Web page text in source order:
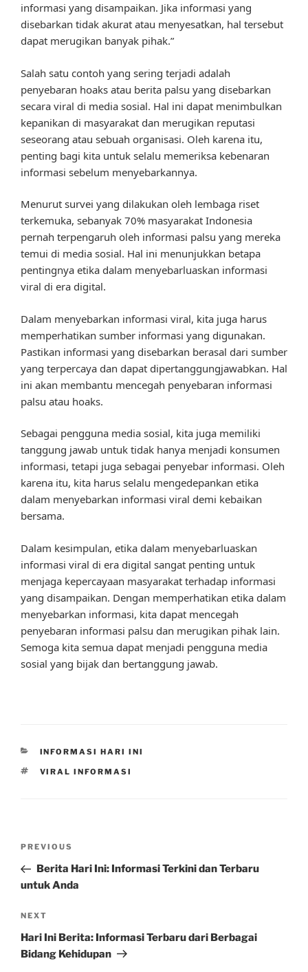
informasi yang disampaikan. Jika informasi yang
disebarkan tidak akurat atau menyesatkan, hal tersebut
dapat merugikan banyak pihak.”
Salah satu contoh yang sering terjadi adalah
penyebaran hoaks atau berita palsu yang disebarkan
secara viral di media sosial. Hal ini dapat menimbulkan
kepanikan di masyarakat dan merugikan reputasi
seseorang atau sebuah organisasi. Oleh karena itu,
penting bagi kita untuk selalu memeriksa kebenaran
informasi sebelum menyebarkannya.
Menurut survei yang dilakukan oleh lembaga riset
terkemuka, sebanyak 70% masyarakat Indonesia
pernah terpengaruh oleh informasi palsu yang mereka
temui di media sosial. Hal ini menunjukkan betapa
pentingnya etika dalam menyebarluaskan informasi
viral di era digital.
Dalam menyebarkan informasi viral, kita juga harus
memperhatikan sumber informasi yang digunakan.
Pastikan informasi yang disebarkan berasal dari sumber
yang terpercaya dan dapat dipertanggungjawabkan. Hal
ini akan membantu mencegah penyebaran informasi
palsu atau hoaks.
Sebagai pengguna media sosial, kita juga memiliki
tanggung jawab untuk tidak hanya menjadi konsumen
informasi, tetapi juga sebagai penyebar informasi. Oleh
karena itu, kita harus selalu mengedepankan etika
dalam menyebarkan informasi viral demi kebaikan
bersama.
Dalam kesimpulan, etika dalam menyebarluaskan
informasi viral di era digital sangat penting untuk
menjaga kepercayaan masyarakat terhadap informasi
yang disampaikan. Dengan memperhatikan etika dalam
menyebarkan informasi, kita dapat mencegah
penyebaran informasi palsu dan merugikan pihak lain.
Semoga kita semua dapat menjadi pengguna media
sosial yang bijak dan bertanggung jawab.
CATEGORIES
INFORMASI HARI INI
TAGS
VIRAL INFORMASI
Previous
Post
PREVIOUS
Berita Hari Ini: Informasi Terkini dan Terbaru
untuk Anda
Next
Post
NEXT
Hari Ini Berita: Informasi Terbaru dari Berbagai
Bidang Kehidupan